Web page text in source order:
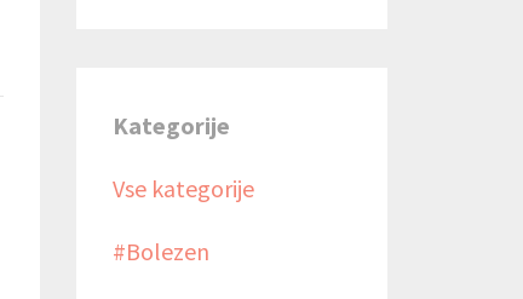
Kategorije
Vse kategorije
#bolezen